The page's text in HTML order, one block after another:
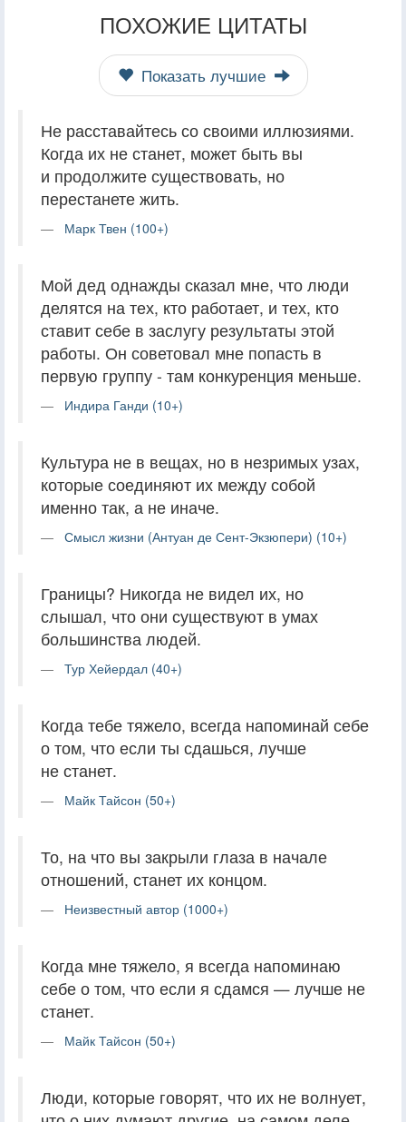
ПОХОЖИЕ ЦИТАТЫ
Показать лучшие
Не расставайтесь со своими иллюзиями.
Когда их не станет, может быть вы
и продолжите существовать, но
перестанете жить.
Марк Твен (100+)
Мой дед однажды сказал мне, что люди
делятся на тех, кто работает, и тех, кто
ставит себе в заслугу результаты этой
работы. Он советовал мне попасть в
первую группу - там конкуренция меньше.
Индира Ганди (10+)
Культура не в вещах, но в незримых узах,
которые соединяют их между собой
именно так, а не иначе.
Смысл жизни (Антуан де Сент-Экзюпери) (10+)
Границы? Никогда не видел их, но
слышал, что они существуют в умах
большинства людей.
Тур Хейердал (40+)
Когда тебе тяжело, всегда напоминай себе
о том, что если ты сдашься, лучше
не станет.
Майк Тайсон (50+)
То, на что вы закрыли глаза в начале
отношений, станет их концом.
Неизвестный автор (1000+)
Когда мне тяжело, я всегда напоминаю
себе о том, что если я сдамся — лучше не
станет.
Майк Тайсон (50+)
Люди, которые говорят, что их не волнует,